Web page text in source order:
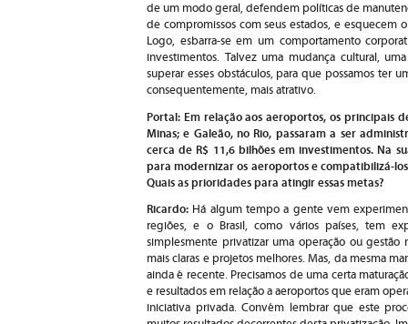
de um modo geral, defendem políticas de
de compromissos com seus estados, e esquecem
Logo, esbarra-se em um comportamento
investimentos. Talvez uma mudança cultural,
superar esses obstáculos, para que possamos ter
consequentemente, mais atrativo.
Portal: Em relação aos aeroportos, os principais
Minas; e Galeão, no Rio, passaram a ser
cerca de R$ 11,6 bilhões em investimentos. Na
para modernizar os aeroportos e compatibilizá-
Quais as prioridades para atingir essas metas?
Ricardo: Há algum tempo a gente vem
regiões, e o Brasil, como vários países, tem
simplesmente privatizar uma operação ou gestão
mais claras e projetos melhores. Mas, da mesma
ainda é recente. Precisamos de uma certa
e resultados em relação a aeroportos que eram
iniciativa privada. Convém lembrar que este